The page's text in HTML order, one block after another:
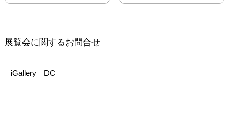
展覧会に関するお問合せ
iGallery　DC